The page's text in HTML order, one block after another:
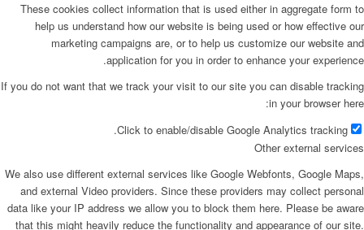
These cookies collect information that is used either in aggregate form to
help us understand how our website is being used or how effective our
marketing campaigns are, or to help us customize our website and
application for you in order to enhance your experience.
If you do not want that we track your visit to our site you can disable tracking
in your browser here:
Click to enable/disable Google Analytics tracking.
Other external services
We also use different external services like Google Webfonts, Google Maps,
and external Video providers. Since these providers may collect personal
data like your IP address we allow you to block them here. Please be aware
that this might heavily reduce the functionality and appearance of our site.